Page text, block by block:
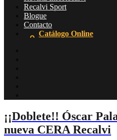
Recalvi Sport
Blogue
Contacto
Catálogo Online
¡¡Doblete!! Óscar
nueva CERA Recalvi